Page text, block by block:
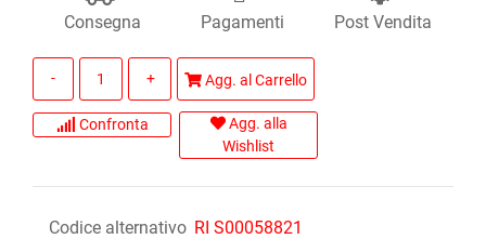
Consegna Pagamenti Post Vendita
Agg. al Carrello
Confronta
Agg. alla
Wishlist
Codice alternativo RI S00058821